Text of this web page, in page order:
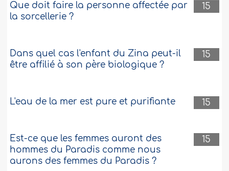
15
Que doit faire la personne affectée par
la sorcellerie ?
15
Dans quel cas l'enfant du Zina peut-il
être affilié à son père biologique ?
15
L'eau de la mer est pure et purifiante
15
Est-ce que les femmes auront des
hommes du Paradis comme nous
aurons des femmes du Paradis ?